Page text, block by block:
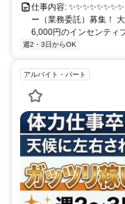
仕事内容:
ー（業務委託）募集！
6,000円のインセンティブ
週2・3日からOK
アルバイト・パート